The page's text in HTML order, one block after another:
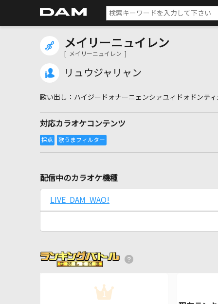
メイリーニュイレン
[ メイリーニュイレン ]
リュウジャリャン
ハイジードォナーニェンシァユィドォドンティ
対応カラオケコンテンツ
配信中のカラオケ機種
LIVE DAM WAO!
1